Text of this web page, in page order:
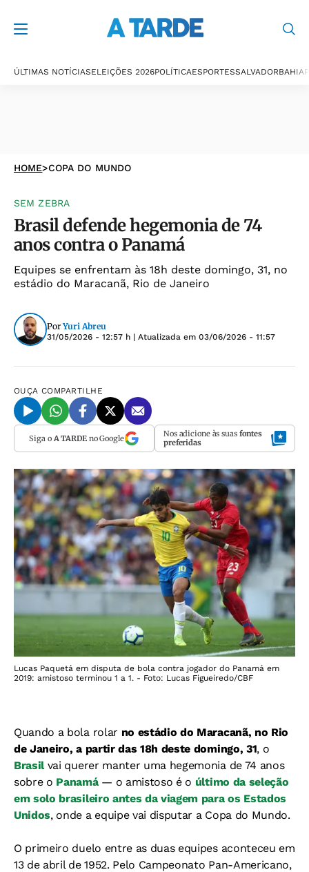
ÚLTIMAS NOTÍCIASELEIÇÕES 2026POLÍTICAESPORTESSALVADORBAHIA
HOME>COPA DO MUNDO
SEM ZEBRA
Brasil defende hegemonia de 74
anos contra o Panamá
Equipes se enfrentam às 18h deste domingo, 31, no
estádio do Maracanã, Rio de Janeiro
Por Yuri Abreu
31/05/2026 - 12:57 h | Atualizada em 03/06/2026 - 11:57
OUÇA COMPARTILHE
Siga o A TARDEno Google Nos adicione às suas fontes
preferidas
Lucas Paquetá em disputa de bola contra jogador do Panamá em
2019: amistoso terminou 1 a 1. - Foto: Lucas Figueiredo/CBF
Quando a bola rolar no estádio do Maracanã, no Rio
de Janeiro, a partir das 18h deste domingo, 31, o
Brasilvai querer manter uma hegemonia de 74 anos
sobre o Panamá— o amistoso é o último da seleção
em solo brasileiro antes da viagem para os Estados
Unidos, onde a equipe vai disputar a Copa do Mundo.
O primeiro duelo entre as duas equipes aconteceu em
13 de abril de 1952. Pelo Campeonato Pan-Americano,